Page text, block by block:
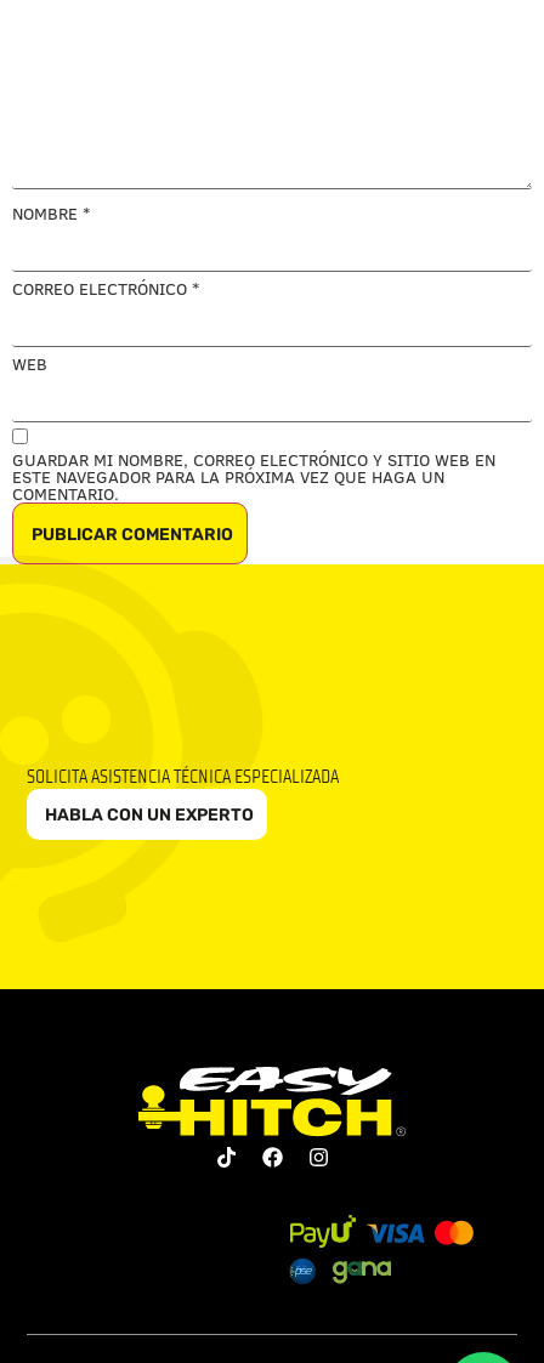
NOMBRE *
CORREO ELECTRÓNICO *
WEB
GUARDAR MI NOMBRE, CORREO ELECTRÓNICO Y SITIO WEB EN
ESTE NAVEGADOR PARA LA PRÓXIMA VEZ QUE HAGA UN
COMENTARIO.
SOLICITA ASISTENCIA TÉCNICA ESPECIALIZADA
HABLA CON UN EXPERTO